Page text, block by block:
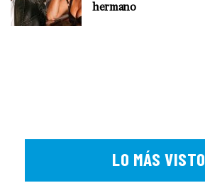
hermano
LO MÁS VISTO